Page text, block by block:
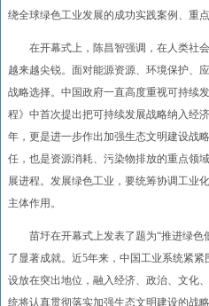
绕全球绿色工业发展的成功实践案例、重
在开幕式上，陈昌智强调，在人类社会
越来越尖锐。面对能源资源、环境保护、
战略选择。中国政府一直高度重视可持续
程》中首次提出把可持续发展战略纳入经
年，更是进一步作出加强生态文明建设战
任，也是资源消耗、污染物排放的重点领
展进程。发展绿色工业，要统筹协调工业
主体作用。
苗圩在开幕式上发表了题为“推进绿色
了显著成就。近5年来，中国工业系统紧
设放在突出地位，融入经济、政治、文化
统将认真贯彻落实加强生态文明建设的战